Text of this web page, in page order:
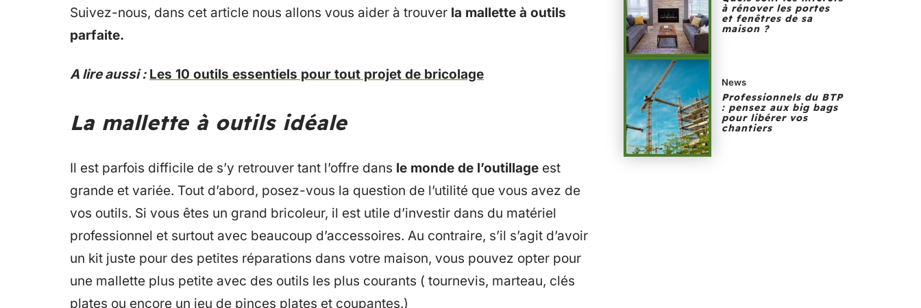
Suivez-nous, dans cet article nous allons vous aider à trouver la mallette à outils
parfaite.
A lire aussi : Les 10 outils essentiels pour tout projet de bricolage
La mallette à outils idéale
Il est parfois difficile de s’y retrouver tant l’offre dans le monde de l’outillage est
grande et variée. Tout d’abord, posez-vous la question de l’utilité que vous avez de
vos outils. Si vous êtes un grand bricoleur, il est utile d’investir dans du matériel
professionnel et surtout avec beaucoup d’accessoires. Au contraire, s’il s’agit d’avoir
un kit juste pour des petites réparations dans votre maison, vous pouvez opter pour
une mallette plus petite avec des outils les plus courants ( tournevis, marteau, clés
plates ou encore un jeu de pinces plates et coupantes.)
à rénover les portes
et fenêtres de sa
maison ?
News
Professionnels du BTP
: pensez aux big bags
pour libérer vos
chantiers